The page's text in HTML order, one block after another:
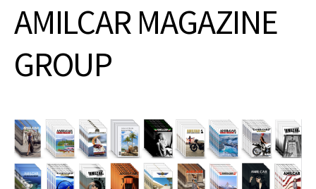
AMILCAR MAGAZINE
GROUP